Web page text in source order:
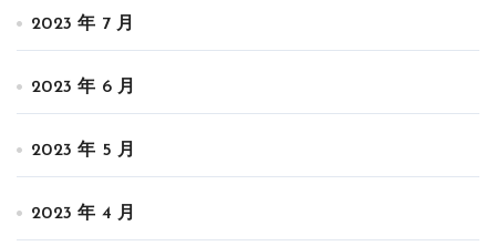
2023 年 7 月
2023 年 6 月
2023 年 5 月
2023 年 4 月